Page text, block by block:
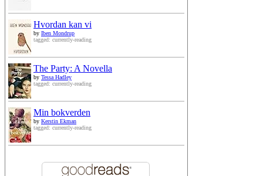
Hvordan kan vi
by Iben Mondrup
tagged: currently-reading
The Party: A Novella
by Tessa Hadley
tagged: currently-reading
Min bokverden
by Kerstin Ekman
tagged: currently-reading